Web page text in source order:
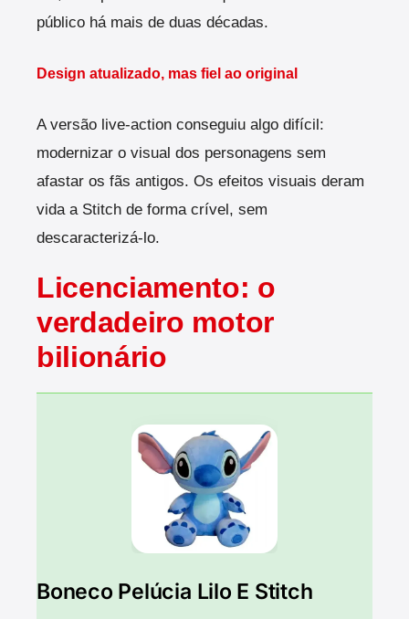
público há mais de duas décadas.
Design atualizado, mas fiel ao original
A versão live-action conseguiu algo difícil:
modernizar o visual dos personagens sem
afastar os fãs antigos. Os efeitos visuais deram
vida a Stitch de forma crível, sem
descaracterizá-lo.
Licenciamento: o
verdadeiro motor
bilionário
Boneco Pelúcia Lilo E Stitch